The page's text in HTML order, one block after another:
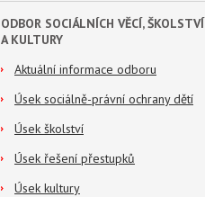
ODBOR SOCIÁLNÍCH VĚCÍ, ŠKOLSTVÍ
A KULTURY
Aktuální informace odboru
Úsek sociálně-právní ochrany dětí
Úsek školství
Úsek řešení přestupků
Úsek kultury